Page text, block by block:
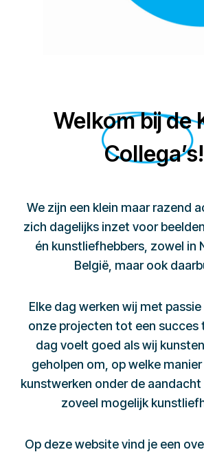
Welkom bij de
Collega’s!
We zijn een klein maar razend
zich dagelijks inzet voor
én kunstliefhebbers, zowel in
België, maar ook
Elke dag werken wij met
onze projecten tot een succes
dag voelt goed als wij
geholpen om, op welke
kunstwerken onder de aandacht
zoveel mogelijk
Op deze website vind je een